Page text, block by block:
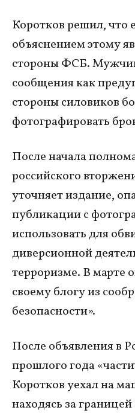
Коротков решил, что
объяснением этому
стороны ФСБ.
сообщения как
стороны силовиков
фотографировать
После начала
российского
уточняет издание,
публикации с
использовать для
диверсионной
терроризме. В марте
своему блогу из
безопасности».
После объявления в
прошлого года
Коротков уехал на
находясь за